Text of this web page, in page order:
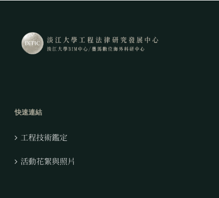
快速連結
工程技術鑑定
活動花絮與照片